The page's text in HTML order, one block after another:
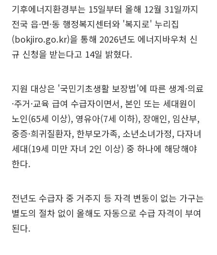
기후에너지환경부는 15일부터 올해 12월 31일까지
전국 읍·면·동 행정복지센터와 '복지로' 누리집
(bokjiro.go.kr)을 통해 2026년도 에너지바우처 신
규 신청을 받는다고 14일 밝혔다.
지원 대상은 '국민기초생활 보장법'에 따른 생계·의료
·주거·교육 급여 수급자이면서, 본인 또는 세대원이
노인(65세 이상), 영유아(7세 이하), 장애인, 임산부,
중증·희귀질환자, 한부모가족, 소년소녀가정, 다자녀
세대(19세 미만 자녀 2인 이상) 중 하나에 해당해야
한다.
전년도 수급자 중 거주지 등 자격 변동이 없는 가구는
별도의 절차 없이 올해도 자동으로 수급 자격이 부여
된다.